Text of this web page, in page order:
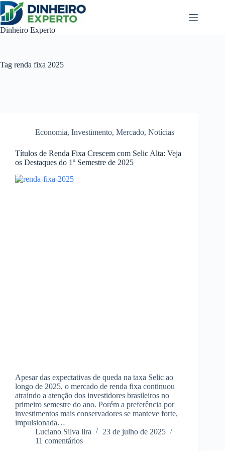
Pular
para
o
conteúdo
Dinheiro Experto
Tag renda fixa 2025
Economia, Investimento, Mercado, Notícias
Títulos de Renda Fixa Crescem com Selic Alta: Veja
os Destaques do 1º Semestre de 2025
Apesar das expectativas de queda na taxa Selic ao
longo de 2025, o mercado de renda fixa continuou
atraindo a atenção dos investidores brasileiros no
primeiro semestre do ano. Porém a preferência por
investimentos mais conservadores se manteve forte,
impulsionada…
Luciano Silva lira
23 de julho de 2025
11 comentários